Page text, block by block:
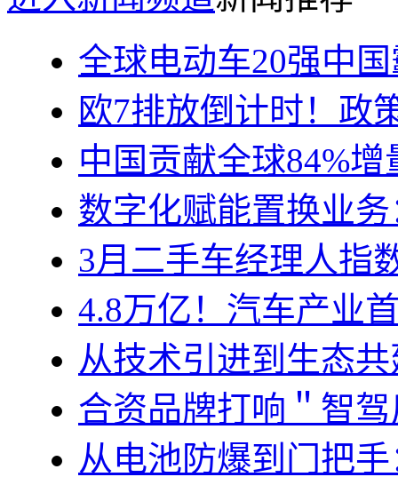
全球电动车20强中
欧7排放倒计时！政
中国贡献全球84%
数字化赋能置换业
3月二手车经理人指
4.8万亿！汽车产业
从技术引进到生态
合资品牌打响＂智
从电池防爆到门把